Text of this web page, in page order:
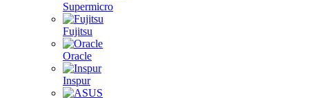
Supermicro
Fujitsu
Oracle
Inspur